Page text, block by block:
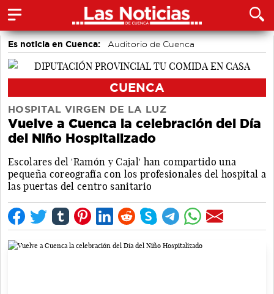
Es noticia en Cuenca: Auditorio de Cuenca
CUENCA
HOSPITAL VIRGEN DE LA LUZ
Vuelve a Cuenca la celebración del Día
del Niño Hospitalizado
Escolares del 'Ramón y Cajal' han compartido una
pequeña coreografía con los profesionales del hospital a
las puertas del centro sanitario